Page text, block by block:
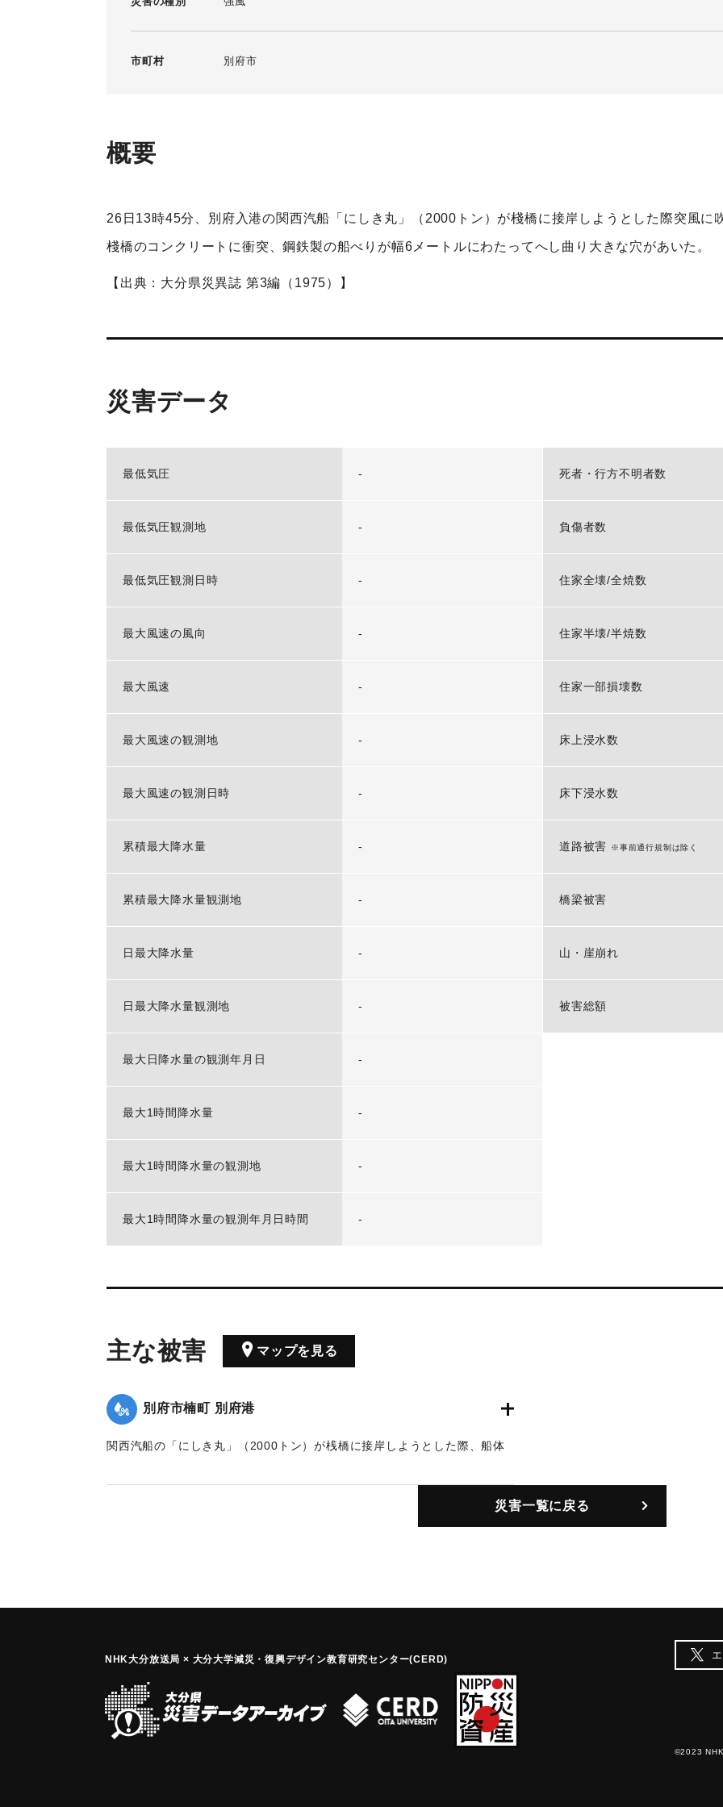
市町村 別府市
概要
26日13時45分、別府入港の関西汽船「にしき丸」（2000トン）が棧橋に接岸しようとした際突風に
棧橋のコンクリートに衝突、鋼鉄製の船べりが幅6メートルにわたってへし曲り大きな穴があいた。
【出典：大分県災異誌 第3編（1975）】
災害データ
最低気圧 -
最低気圧観測地 -
最低気圧観測日時 -
最大風速の風向 -
最大風速 -
最大風速の観測地 -
最大風速の観測日時 -
累積最大降水量 -
累積最大降水量観測地 -
日最大降水量 -
日最大降水量観測地 -
最大日降水量の観測年月日 -
最大1時間降水量 -
最大1時間降水量の観測地 -
最大1時間降水量の観測年月日時間 -
死者・行方不明者数
負傷者数
住家全壊/全焼数
住家半壊/半焼数
住家一部損壊数
床上浸水数
床下浸水数
道路被害 ※事前通行規制は除く
橋梁被害
山・崖崩れ
被害総額
主な被害 マップを見る
別府市楠町 別府港
関西汽船の「にしき丸」（2000トン）が桟橋に接岸しようとした際、船体
メートルにわたりへし曲がり大きな穴が空いた。
災害一覧に戻る
NHK大分放送局 × 大分大学減災 ・復興デザイン教育研究センター(CERD)
©2023